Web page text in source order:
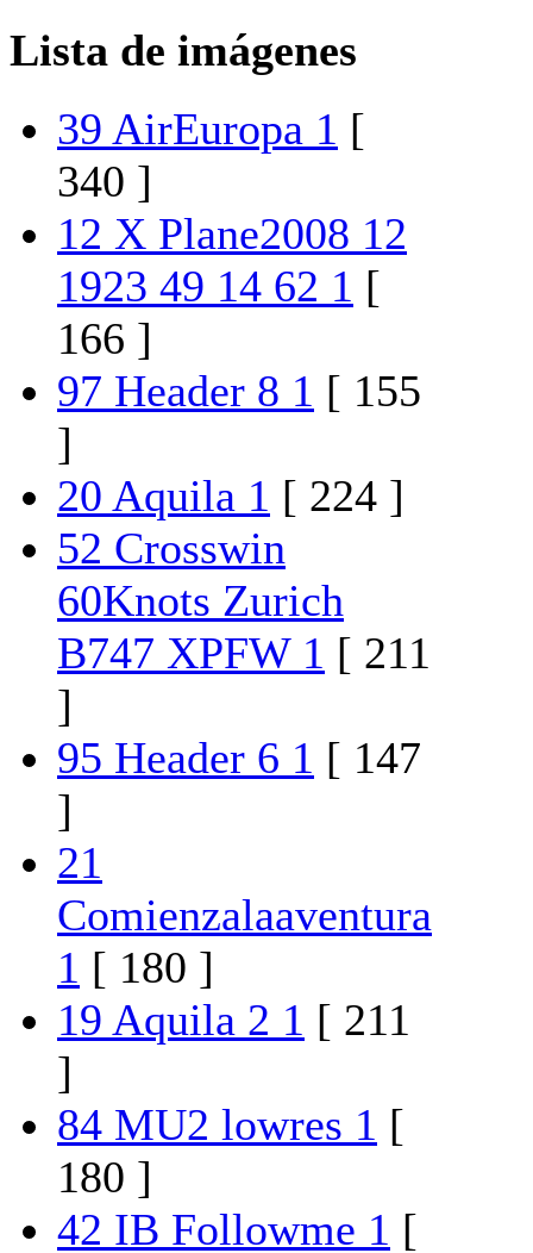
Lista de imágenes
39 AirEuropa 1 [
340 ]
12 X Plane2008 12
1923 49 14 62 1 [
166 ]
97 Header 8 1 [ 155
]
20 Aquila 1 [ 224 ]
52 Crosswin
60Knots Zurich
B747 XPFW 1 [ 211
]
95 Header 6 1 [ 147
]
21
Comienzalaaventura
1 [ 180 ]
19 Aquila 2 1 [ 211
]
84 MU2 lowres 1 [
180 ]
42 IB Followme 1 [